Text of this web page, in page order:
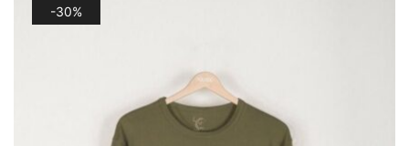
-30%